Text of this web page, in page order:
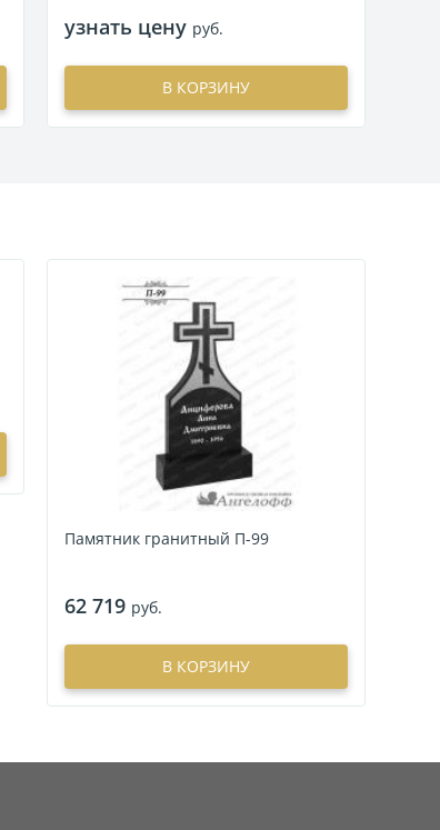
узнать цену руб.
В КОРЗИНУ
Памятник гранитный П-99
62 719 руб.
В КОРЗИНУ